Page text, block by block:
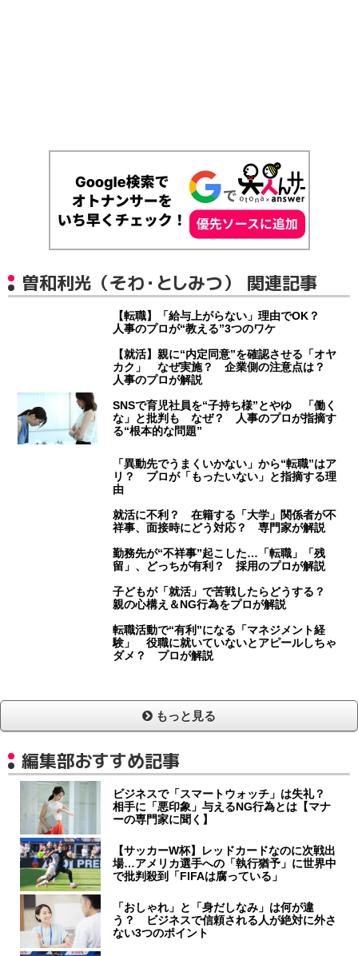
曽和利光（そわ・としみつ） 関連記事
【転職】「給与上がらない」理由でOK？
人事のプロが“教える”3つのワケ
【就活】親に“内定同意”を確認させる「オヤ
カク」 なぜ実施？ 企業側の注意点は？
人事のプロが解説
SNSで育児社員を“子持ち様”とやゆ 「働く
な」と批判も なぜ？ 人事のプロが指摘す
る“根本的な問題”
「異動先でうまくいかない」から“転職”はア
リ？ プロが「もったいない」と指摘する理
由
就活に不利？ 在籍する「大学」関係者が不
祥事、面接時にどう対応？ 専門家が解説
勤務先が“不祥事”起こした…「転職」「残
留」、どっちが有利？ 採用のプロが解説
子どもが「就活」で苦戦したらどうする？
親の心構え＆NG行為をプロが解説
転職活動で“有利”になる「マネジメント経
験」 役職に就いていないとアピールしちゃ
ダメ？ プロが解説
もっと見る
編集部おすすめ記事
ビジネスで「スマートウォッチ」は失礼？
相手に「悪印象」与えるNG行為とは【マナ
ーの専門家に聞く】
【サッカーW杯】レッドカードなのに次戦出
場…アメリカ選手への「執行猶予」に世界中
で批判殺到「FIFAは腐っている」
「おしゃれ」と「身だしなみ」は何が違
う？ ビジネスで信頼される人が絶対に外さ
ない3つのポイント